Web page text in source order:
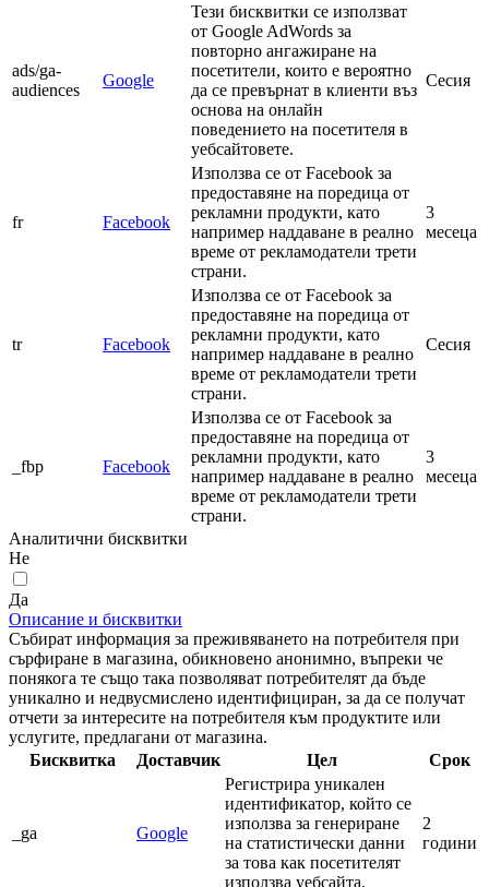
ads/ga-
audiences
Google
Тези бисквитки се използват
от Google AdWords за
повторно ангажиране на
посетители, които е вероятно
да се превърнат в клиенти въз
основа на онлайн
поведението на посетителя в
уебсайтовете.
Сесия
fr Facebook
Използва се от Facebook за
предоставяне на поредица от
рекламни продукти, като
например наддаване в реално
време от рекламодатели трети
страни.
3
месеца
tr Facebook
Използва се от Facebook за
предоставяне на поредица от
рекламни продукти, като
например наддаване в реално
време от рекламодатели трети
страни.
Сесия
_fbp Facebook
Използва се от Facebook за
предоставяне на поредица от
рекламни продукти, като
например наддаване в реално
време от рекламодатели трети
страни.
3
месеца
Аналитични бисквитки
Не
Да
Описание и бисквитки
Събират информация за преживяването на потребителя при
сърфиране в магазина, обикновено анонимно, въпреки че
понякога те също така позволяват потребителят да бъде
уникално и недвусмислено идентифициран, за да се получат
отчети за интересите на потребителя към продуктите или
услугите, предлагани от магазина.
Бисквитка
Доставчик Цел Срок
_ga Google
Регистрира уникален
идентификатор, който се
използва за генериране
на статистически данни
за това как посетителят
използва уебсайта.
2
години